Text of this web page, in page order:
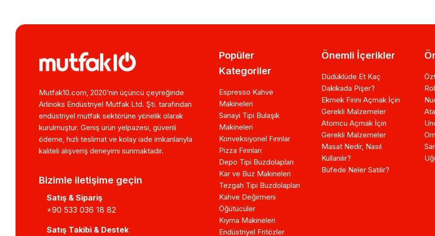
Mutfak10.com, 2020’nin üçüncü çeyreğinde
Arlinoks Endüstriyel Mutfak Ltd. Şti. tarafından
endüstriyel mutfak sektörüne yönelik olarak
kurulmuştur. Geniş ürün yelpazesi, güvenli
ödeme, hızlı teslimat ve kolay iade imkanlarıyla
kaliteli alışveriş deneyimi sunmaktadır.
Bizimle iletişime geçin
Satış & Sipariş
+90 533 036 18 82
Satış Takibi & Destek
Popüler
Kategoriler
Espresso Kahve
Makineleri
Sanayi Tipi Bulaşık
Makineleri
Konveksiyonel Fırınlar
Pizza Fırınları
Depo Tipi Buzdolapları
Kar ve Buz Makineleri
Tezgah Tipi Buzdolapları
Kahve Değirmeni
Öğütücüler
Kıyma Makineleri
Endüstriyel Fritözler
Önemli İçerikler
Düdüklüde Et Kaç
Dakikada Pişer?
Ekmek Fırını Açmak İçin
Gerekli Malzemeler
Atomcu Açmak İçin
Gerekli Malzemeler
Masat Nedir, Nasıl
Kullanılır?
Büfede Neler Satılır?